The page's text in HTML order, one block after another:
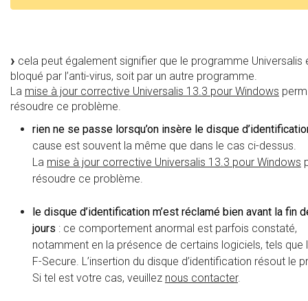
cela peut également signifier que le programme Universalis
bloqué par l’anti-virus, soit par un autre programme.
La mise à jour corrective Universalis 13.3 pour Windows
résoudre ce problème.
rien ne se passe lorsqu’on insère le disque
cause est souvent la même que dans le cas ci-dessus.
La mise à jour corrective Universalis 13.3 pour Windows
résoudre ce problème.
le disque d’identification m’est réclamé bien avant la fin
jours : ce comportement anormal est parfois constaté,
notamment en la présence de certains logiciels, tels que
F-Secure. L’insertion du disque d’identification résout le
Si tel est votre cas, veuillez nous contacter.